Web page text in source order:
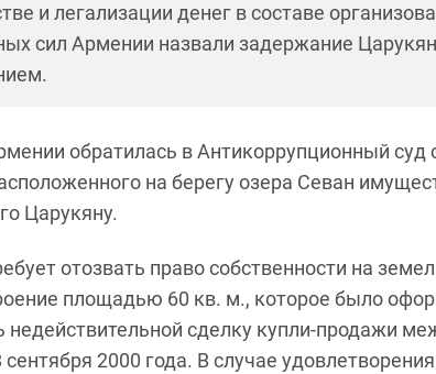
и легализации денег в составе
сил Армении назвали задержание
обратилась в Антикоррупционный суд
на берегу озера Севан
Царукяну.
отозвать право собственности на
площадью 60 кв. м., которое было
недействительной сделку купли-продажи
2000 года. В случае